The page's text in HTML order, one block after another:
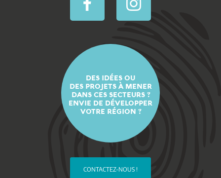
DES IDÉES OU
DES PROJETS À MENER
DANS CES SECTEURS ?
ENVIE DE DÉVELOPPER
VOTRE RÉGION ?
CONTACTEZ-NOUS !